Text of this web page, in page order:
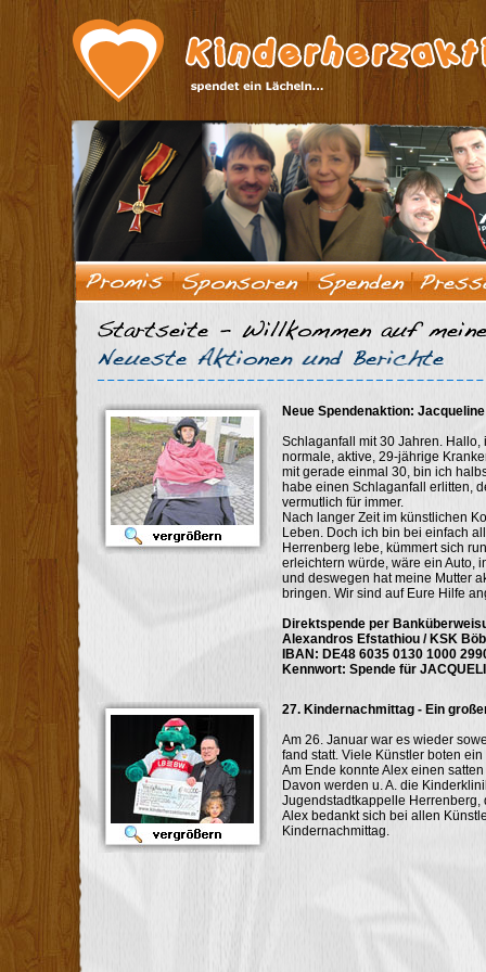
Spendenaktion "Tanja"
40 000.- Euro! Eine Summe die
Jährige, die in Herrenberg
an Knochenkrebs. Die
Satte 120 000.- Euro kostete der
von Tanjas Leid, und versprach
Bein! Die gute Nachricht, laut
Hiermit möchte ich, Tanja und
Bevölkerung bedanken! DANKE!
Neue Spendenaktion: Jacqueline
Schlaganfall mit 30 Jahren.
normale, aktive, 29-jährige
mit gerade einmal 30, bin ich
habe einen Schlaganfall erlitten,
vermutlich für immer.
Nach langer Zeit im künstlichen
Leben. Doch ich bin bei einfach
Herrenberg lebe, kümmert sich
erleichtern würde, wäre ein Auto,
und deswegen hat meine Mutter
bringen. Wir sind auf Eure Hilfe
Direktspende per
Alexandros Efstathiou / KSK
IBAN: DE48 6035 0130 1000
Kennwort: Spende für
27. Kindernachmittag - Ein
Am 26. Januar war es wieder
fand statt. Viele Künstler boten
Am Ende konnte Alex einen
Davon werden u. A. die
Jugendstadtkappelle Herrenberg,
Alex bedankt sich bei allen
Kindernachmittag.
rehafit-altingen.de
oms-ips.com
• Sportsbar-Museum
• Alle Spiele, alle Tore
• Fremdenzimmer
gaestehaus-loewen.de
regio-tv.de
paarsch-schaefer.de rolladen-paulus.de
sv-martin.de
rkonzept.de rs-autovermietung-hbg.de